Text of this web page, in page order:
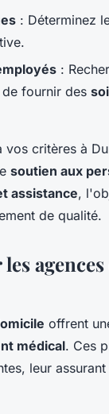
: Déterminez
:
fournir des
critères à
soutien aux
assistance,
de qualité.
offrent
médical. Ces
leur